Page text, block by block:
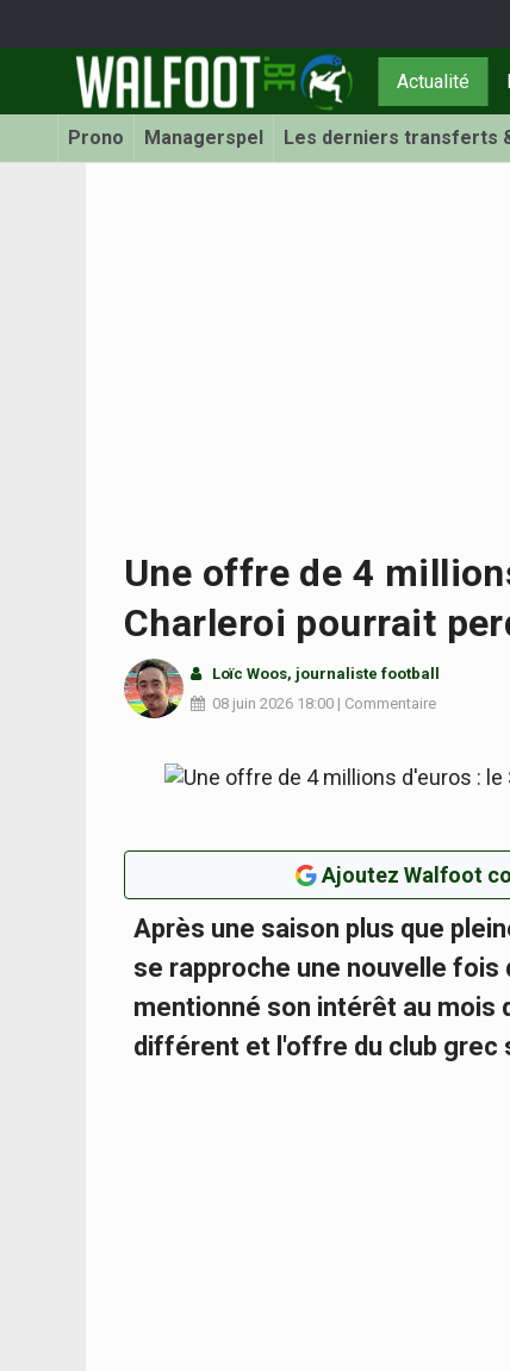
Actualité
Prono Managerspel Les derniers transferts
Une offre de 4
Charleroi pourrait
Loïc Woos, journaliste football
08 juin 2026 18:00 | Commentaire
Ajoutez Walfoot
Après une saison plus que
se rapproche une nouvelle fois
mentionné son intérêt au
différent et l'offre du club grec